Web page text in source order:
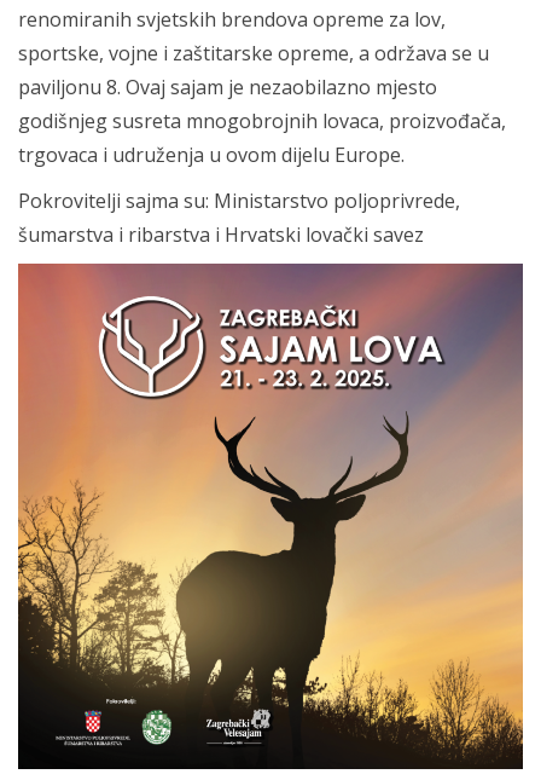
renomiranih svjetskih brendova opreme za lov,
sportske, vojne i zaštitarske opreme, a održava se u
paviljonu 8. Ovaj sajam je nezaobilazno mjesto
godišnjeg susreta mnogobrojnih lovaca, proizvođača,
trgovaca i udruženja u ovom dijelu Europe.
Pokrovitelji sajma su: Ministarstvo poljoprivrede,
šumarstva i ribarstva i Hrvatski lovački savez